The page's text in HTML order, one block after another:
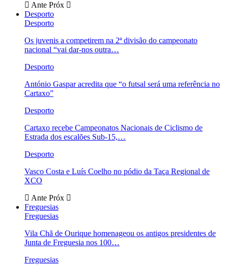
Ante Próx
Desporto
Desporto
Os juvenis a competirem na 2ª divisão do campeonato
nacional “vai dar-nos outra…
Desporto
António Gaspar acredita que “o futsal será uma referência no
Cartaxo”
Desporto
Cartaxo recebe Campeonatos Nacionais de Ciclismo de
Estrada dos escalões Sub-15,…
Desporto
Vasco Costa e Luís Coelho no pódio da Taça Regional de
XCO
Ante Próx
Freguesias
Freguesias
Vila Chã de Ourique homenageou os antigos presidentes de
Junta de Freguesia nos 100…
Freguesias